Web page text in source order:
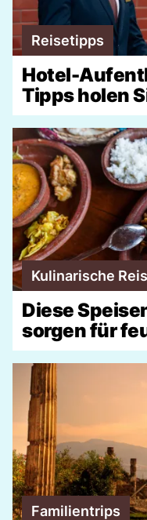
Reisetipps
Hotel-
Tipps holen
Kulinarische
Diese
sorgen für
Familientrips